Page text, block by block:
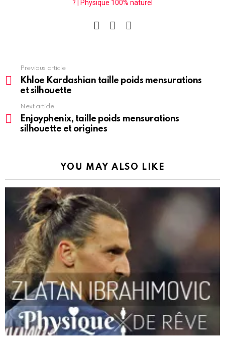
? | Physique 100% naturel
more
Previous article
Khloe Kardashian taille poids mensurations
et silhouette
Next article
Enjoyphenix, taille poids mensurations
silhouette et origines
YOU MAY ALSO LIKE